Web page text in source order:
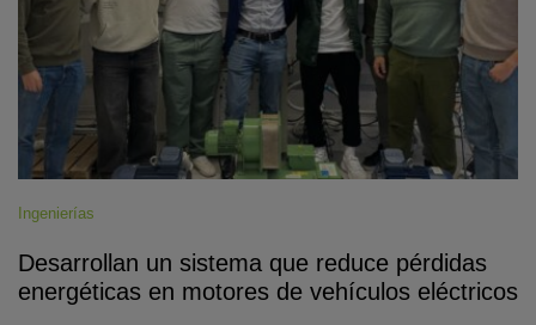
Ingenierías
Desarrollan un sistema que reduce pérdidas
energéticas en motores de vehículos eléctricos